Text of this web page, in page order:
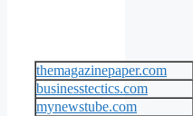
themagazinepaper.com
businesstectics.com
mynewstube.com